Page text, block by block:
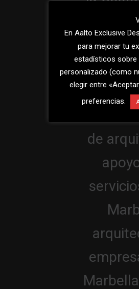
En Aalto Exclusive
para mejorar tu
estadísticos
personalizado (como
elegir entre
preferencias.